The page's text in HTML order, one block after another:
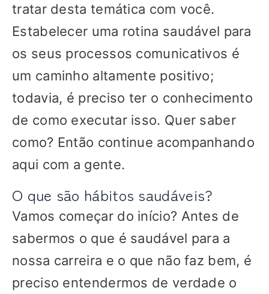
tratar desta temática com você.
Estabelecer uma rotina saudável para
os seus processos comunicativos é
um caminho altamente positivo;
todavia, é preciso ter o conhecimento
de como executar isso. Quer saber
como? Então continue acompanhando
aqui com a gente.
O que são hábitos saudáveis?
Vamos começar do início? Antes de
sabermos o que é saudável para a
nossa carreira e o que não faz bem, é
preciso entendermos de verdade o